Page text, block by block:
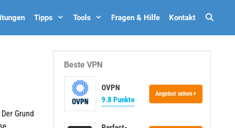
Tipps Tools Fragen & Hilfe Kontakt
Grund
Beste VPN
OVPN
9.8 Punkte
Angebot sehen